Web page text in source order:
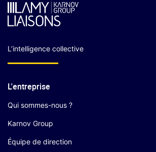
L’intelligence collective
L'entreprise
Qui sommes-nous ?
Karnov Group
Équipe de direction